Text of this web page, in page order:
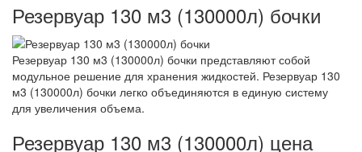
Резервуар 130 м3 (130000л) бочки
Резервуар 130 м3 (130000л) бочки представляют собой
модульное решение для хранения жидкостей. Резервуар 130
м3 (130000л) бочки легко объединяются в единую систему
для увеличения объема.
Резервуар 130 м3 (130000л) цена